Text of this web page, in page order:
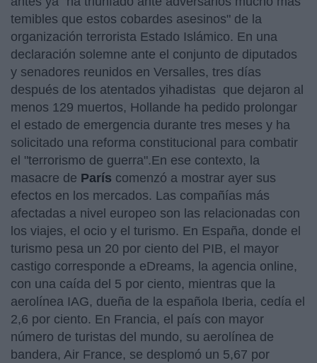
temibles que estos cobardes asesinos" de la
organización terrorista Estado Islámico. En una
declaración solemne ante el conjunto de diputados
y senadores reunidos en Versalles, tres días
después de los atentados yihadistas que dejaron al
menos 129 muertos, Hollande ha pedido prolongar
el estado de emergencia durante tres meses y ha
solicitado una reforma constitucional para combatir
el "terrorismo de guerra".En ese contexto, la
masacre de París comenzó a mostrar ayer sus
efectos en los mercados. Las compañías más
afectadas a nivel europeo son las relacionadas con
los viajes, el ocio y el turismo. En España, donde el
turismo pesa un 20 por ciento del PIB, el mayor
castigo corresponde a eDreams, la agencia online,
con una caída del 5 por ciento, mientras que la
aerolínea IAG, dueña de la española Iberia, cedía el
2,6 por ciento. En Francia, el país con mayor
número de turistas del mundo, su aerolínea de
bandera, Air France, se desplomó un 5,67 por